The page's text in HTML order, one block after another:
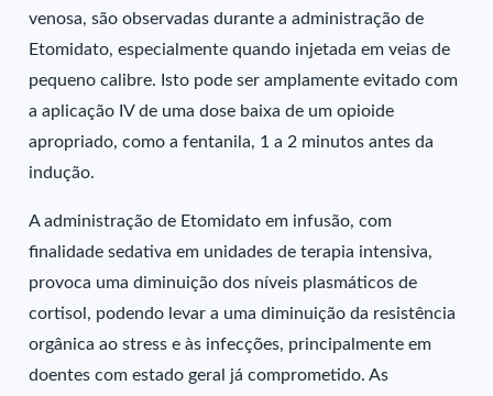
venosa, são observadas durante a administração de
Etomidato, especialmente quando injetada em veias de
pequeno calibre. Isto pode ser amplamente evitado com
a aplicação IV de uma dose baixa de um opioide
apropriado, como a fentanila, 1 a 2 minutos antes da
indução.
A administração de Etomidato em infusão, com
finalidade sedativa em unidades de terapia intensiva,
provoca uma diminuição dos níveis plasmáticos de
cortisol, podendo levar a uma diminuição da resistência
orgânica ao stress e às infecções, principalmente em
doentes com estado geral já comprometido. As